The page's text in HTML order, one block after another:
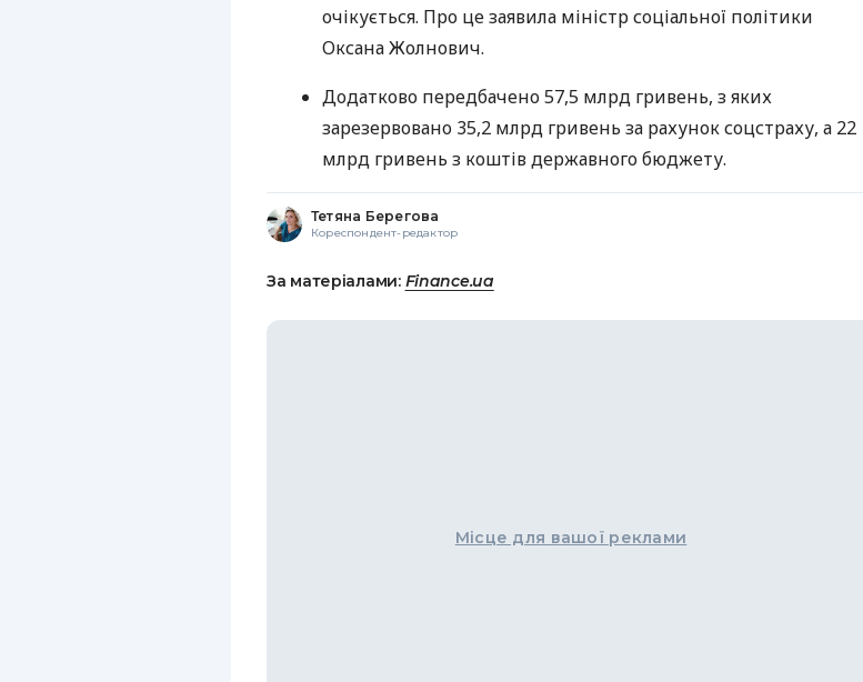
очікується. Про це заявила міністр соціальної політики
Оксана Жолнович.
Додатково передбачено 57,5 млрд гривень, з яких
зарезервовано 35,2 млрд гривень за рахунок соцстраху, а 22
млрд гривень з коштів державного бюджету.
Тетяна Берегова
Кореспондент-редактор
За матеріалами: Finance.ua
Місце для вашої реклами